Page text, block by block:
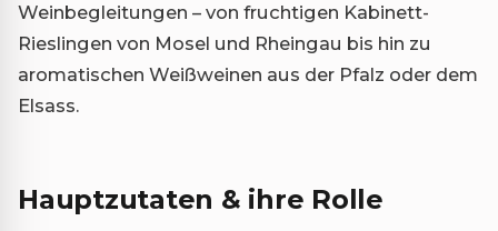
Weinbegleitungen – von fruchtigen Kabinett-
Rieslingen von Mosel und Rheingau bis hin zu
aromatischen Weißweinen aus der Pfalz oder dem
Elsass.
Hauptzutaten & ihre Rolle